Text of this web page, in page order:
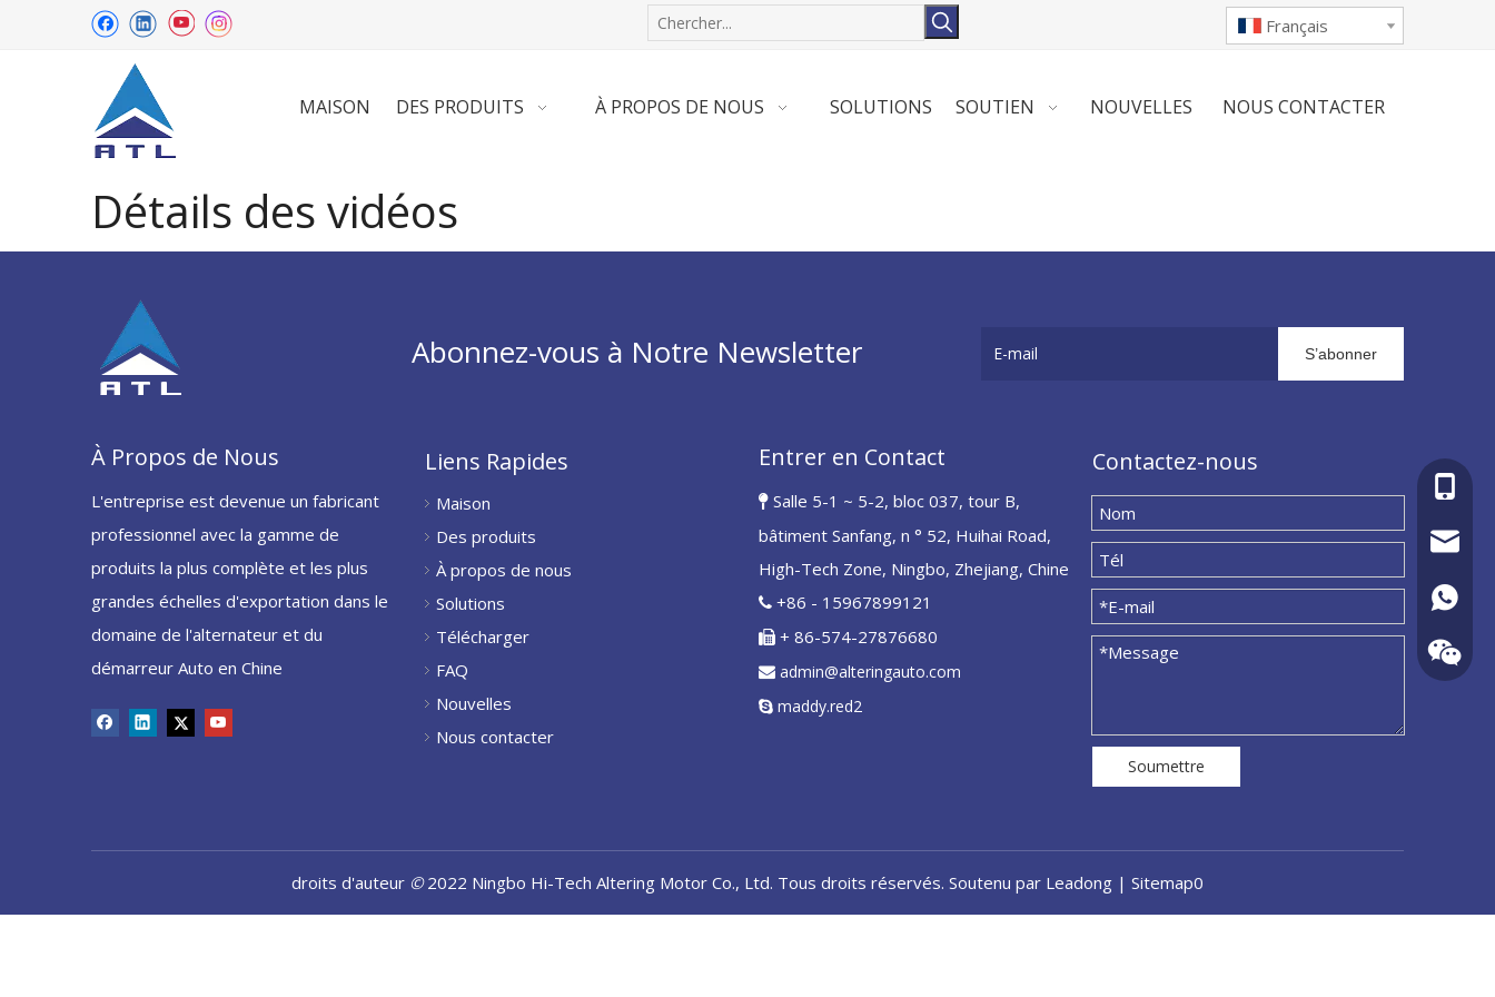
Français
MAISON DES PRODUITS À PROPOS DE NOUS SOLUTIONS SOUTIEN NOUVELLES NOUS CONTACTER
Détails des vidéos
Abonnez-vous à Notre Newsletter S’abonner
À Propos de Nous
L'entreprise est devenue un fabricant
professionnel avec la gamme de
produits la plus complète et les plus
grandes échelles d'exportation dans le
domaine de l'alternateur et du
démarreur Auto en Chine
Liens Rapides
Maison
Des produits
À propos de nous
Solutions
Télécharger
FAQ
Nouvelles
Nous contacter
+86 -
+86 -
Entrer en Contact
 Salle 5-1 ~ 5-2, bloc 037, tour B,
bâtiment Sanfang, n ° 52, Huihai Road,
High-Tech Zone, Ningbo, Zhejiang, Chine
 +86 - 15967899121
 + 86-574-27876680
 admin@alteringauto.com
 maddy.red2
Contactez-nous
Soumettre
droits d'auteur ©2022 Ningbo Hi-Tech Altering Motor Co., Ltd. Tous droits réservés. Soutenu par Leadong | Sitemap0